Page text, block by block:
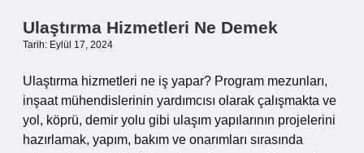
Ulaştırma Hizmetleri Ne Demek
Tarih: Eylül 17, 2024
Ulaştırma hizmetleri ne iş yapar? Program mezunları,
inşaat mühendislerinin yardımcısı olarak çalışmakta ve
yol, köprü, demir yolu gibi ulaşım yapılarının projelerini
hazırlamak, yapım, bakım ve onarımları sırasında